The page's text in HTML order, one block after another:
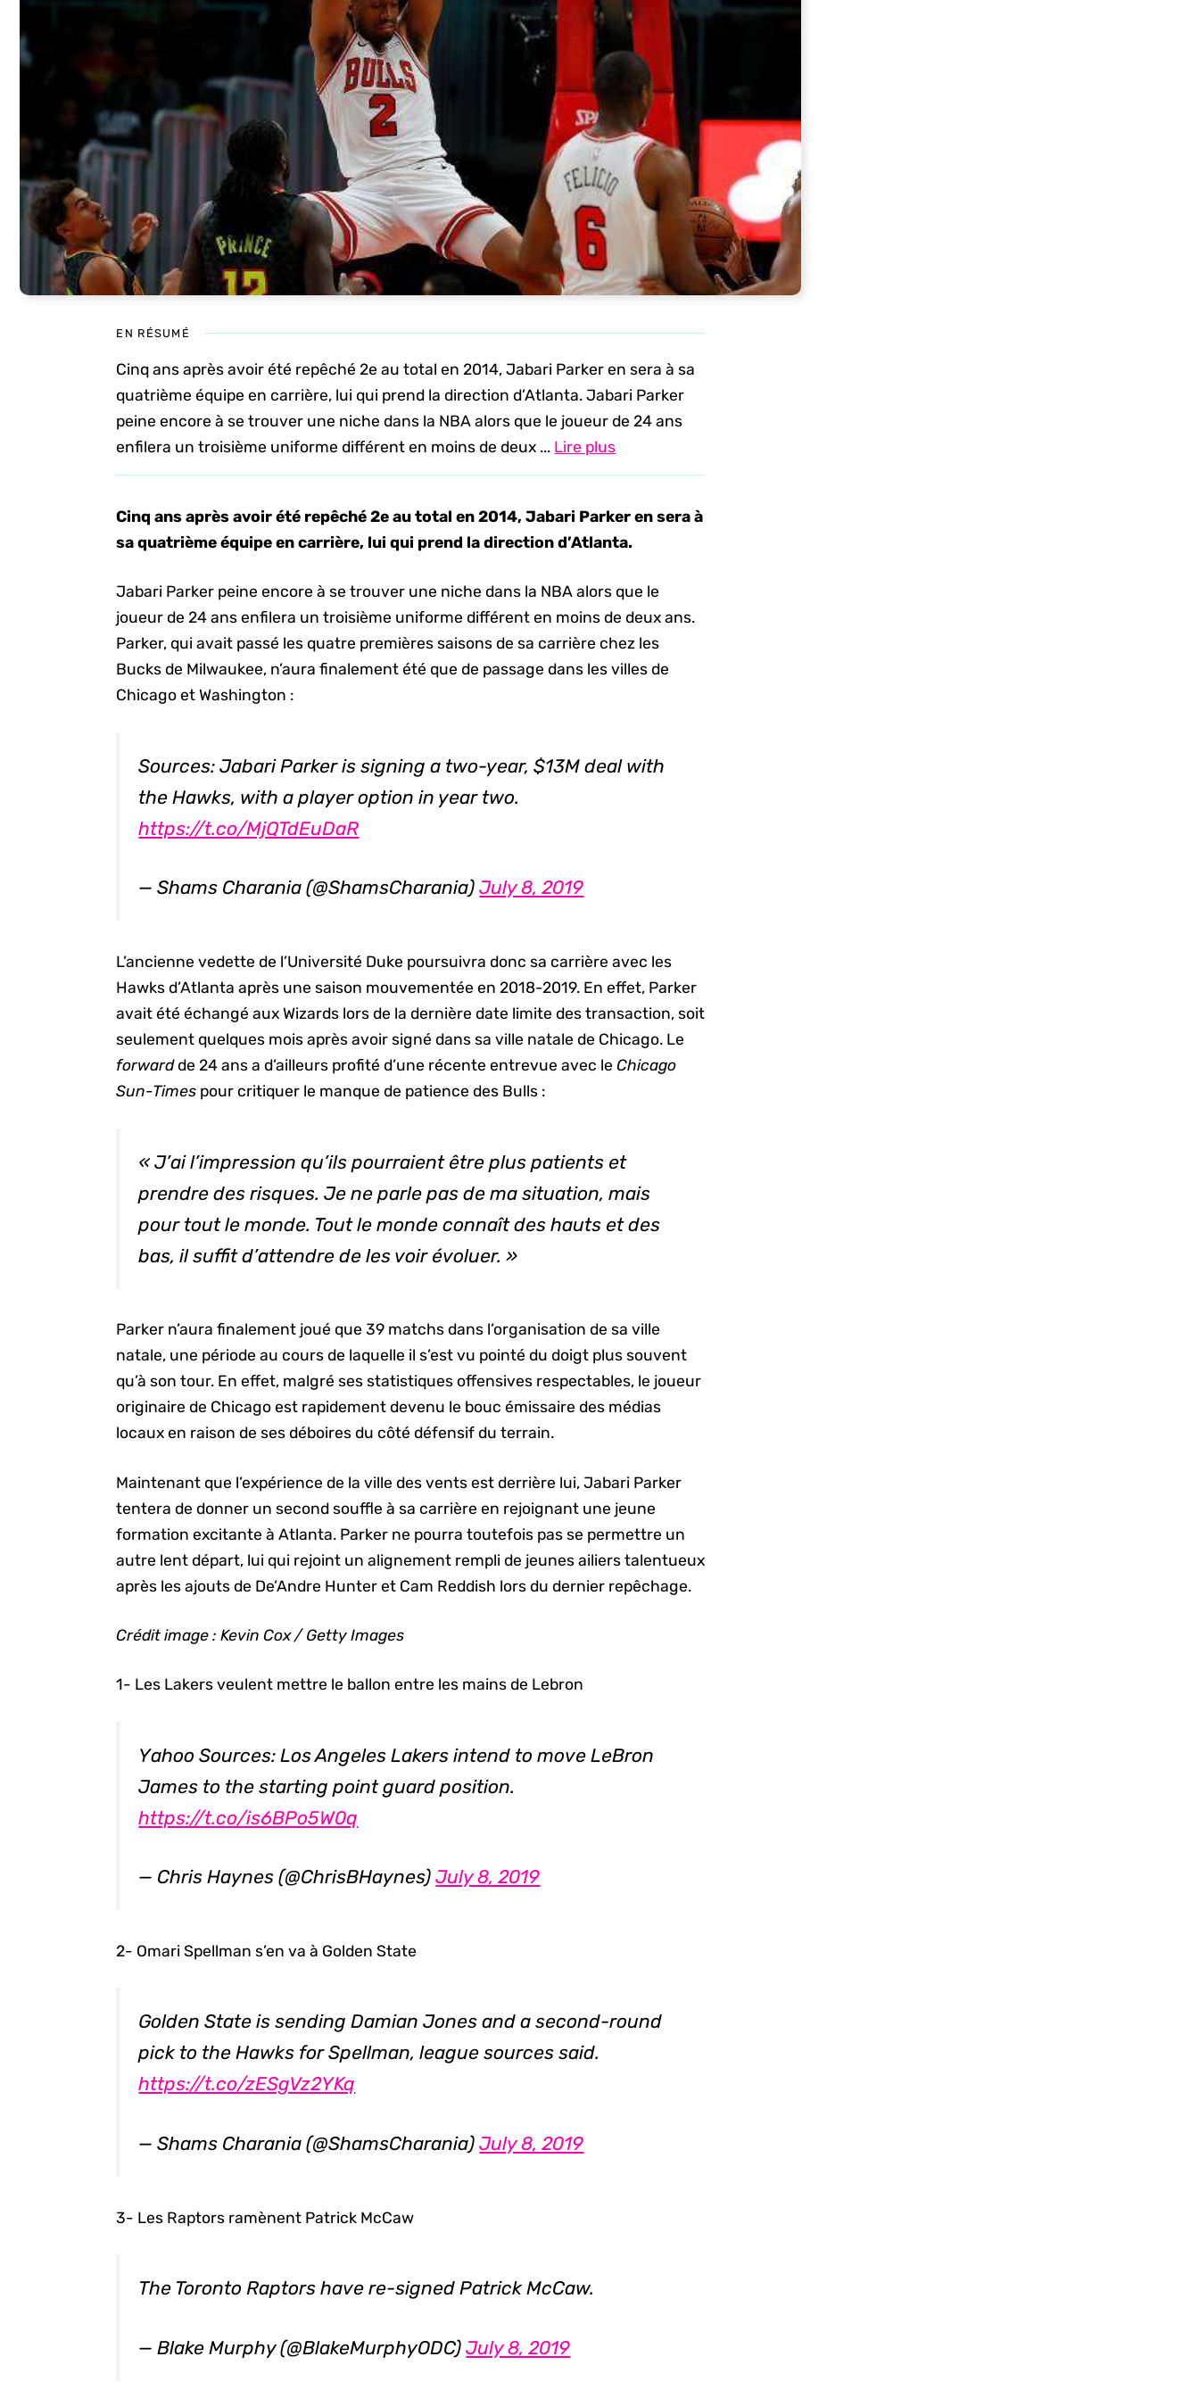
EN RÉSUMÉ
Cinq ans après avoir été repêché 2e au total en 2014, Jabari Parker en sera à sa
quatrième équipe en carrière, lui qui prend la direction d’Atlanta. Jabari Parker
peine encore à se trouver une niche dans la NBA alors que le joueur de 24 ans
enfilera un troisième uniforme différent en moins de deux ... Lire plus
Cinq ans après avoir été repêché 2e au total en 2014, Jabari Parker en sera à
sa quatrième équipe en carrière, lui qui prend la direction d’Atlanta.
Jabari Parker peine encore à se trouver une niche dans la NBA alors que le
joueur de 24 ans enfilera un troisième uniforme différent en moins de deux ans.
Parker, qui avait passé les quatre premières saisons de sa carrière chez les
Bucks de Milwaukee, n’aura finalement été que de passage dans les villes de
Chicago et Washington :
Sources: Jabari Parker is signing a two-year, $13M deal with
the Hawks, with a player option in year two.
https://t.co/MjQTdEuDaR
— Shams Charania (@ShamsCharania)July 8, 2019
L’ancienne vedette de l’Université Duke poursuivra donc sa carrière avec les
Hawks d’Atlanta après une saison mouvementée en 2018-2019. En effet, Parker
avait été échangé aux Wizards lors de la dernière date limite des transaction, soit
seulement quelques mois après avoir signé dans sa ville natale de Chicago. Le
forwardde 24 ans a d’ailleurs profité d’une récente entrevue avec leChicago
Sun-Times pour critiquer le manque de patience des Bulls :
« J’ai l’impression qu’ils pourraient être plus patients et
prendre des risques. Je ne parle pas de ma situation, mais
pour tout le monde. Tout le monde connaît des hauts et des
bas, il suffit d’attendre de les voir évoluer. »
Parker n’aura finalement joué que 39 matchs dans l’organisation de sa ville
natale, une période au cours de laquelle il s’est vu pointé du doigt plus souvent
qu’à son tour. En effet, malgré ses statistiques offensives respectables, le joueur
originaire de Chicago est rapidement devenu le bouc émissaire des médias
locaux en raison de ses déboires du côté défensif du terrain.
Maintenant que l’expérience de la ville des vents est derrière lui, Jabari Parker
tentera de donner un second souffle à sa carrière en rejoignant une jeune
formation excitante à Atlanta. Parker ne pourra toutefois pas se permettre un
autre lent départ, lui qui rejoint un alignement rempli de jeunes ailiers talentueux
après les ajouts de De’Andre Hunter et Cam Reddish lors du dernier repêchage.
Crédit image : Kevin Cox / Getty Images
1- Les Lakers veulent mettre le ballon entre les mains de Lebron
Yahoo Sources: Los Angeles Lakers intend to move LeBron
James to the starting point guard position.
https://t.co/is6BPo5W0q
— Chris Haynes (@ChrisBHaynes)July 8, 2019
2- Omari Spellman s’en va à Golden State
Golden State is sending Damian Jones and a second-round
pick to the Hawks for Spellman, league sources said.
https://t.co/zESgVz2YKq
— Shams Charania (@ShamsCharania)July 8, 2019
3- Les Raptors ramènent Patrick McCaw
The Toronto Raptors have re-signed Patrick McCaw.
— Blake Murphy (@BlakeMurphyODC)July 8, 2019